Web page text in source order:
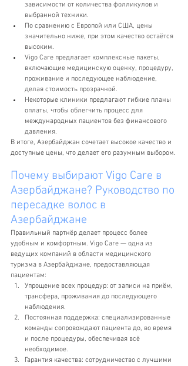
зависимости от количества фолликулов и
выбранной техники.
По сравнению с Европой или США, цены
значительно ниже, при этом качество остаётся
высоким.
Vigo Care предлагает комплексные пакеты,
включающие медицинскую оценку, процедуру,
проживание и последующее наблюдение,
делая стоимость прозрачной.
Некоторые клиники предлагают гибкие планы
оплаты, чтобы облегчить процесс для
международных пациентов без финансового
давления.
В итоге, Азербайджан сочетает высокое качество и
доступные цены, что делает его разумным выбором.
Почему выбирают Vigo Care в
Азербайджане? Руководство по
пересадке волос в
Азербайджане
Правильный партнёр делает процесс более
удобным и комфортным. Vigo Care — одна из
ведущих компаний в области медицинского
туризма в Азербайджане, предоставляющая
пациентам:
Упрощение всех процедур: от записи на приём,
трансфера, проживания до последующего
наблюдения.
Постоянная поддержка: специализированные
команды сопровождают пациента до, во время
и после процедуры, обеспечивая всё
необходимое.
Гарантия качества: сотрудничество с лучшими